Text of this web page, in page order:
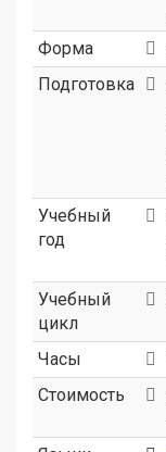
Форма
Подготовка
Учебный
год
Учебный
цикл
Часы
Стоимость